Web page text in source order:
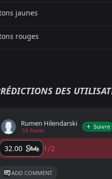
jaunes
rouges
DES
Rumen Hilendarski
-59 Points
Suivre
32.00 1/2
ADD COMMENT